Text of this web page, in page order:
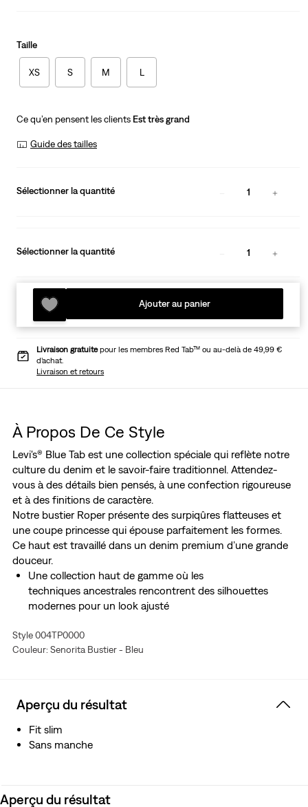
Taille
XS S M L
Ce qu’en pensent les clients Est très grand
Guide des tailles
Sélectionner la quantité 1
Sélectionner la quantité 1
Ajouter au panier
Livraison gratuitepour les membres Red Tab™ ou au-delà de 49,99 €
d’achat.
Livraison et retours
À Propos De Ce Style
Levi's® Blue Tab est une collection spéciale qui reflète notre
culture du denim et le savoir-faire traditionnel. Attendez-
vous à des détails bien pensés, à une confection rigoureuse
et à des finitions de caractère.
Notre bustier Roper présente des surpiqûres flatteuses et
une coupe princesse qui épouse parfaitement les formes.
Ce haut est travaillé dans un denim premium d’une grande
douceur.
Une collection haut de gamme où les
techniques ancestrales rencontrent des silhouettes
modernes pour un look ajusté
En denim premium d’une grande douceur
Style 004TP0000
Couleur: Senorita Bustier - Bleu
Aperçu du résultat
Fit slim
Sans manche
Aperçu du résultat